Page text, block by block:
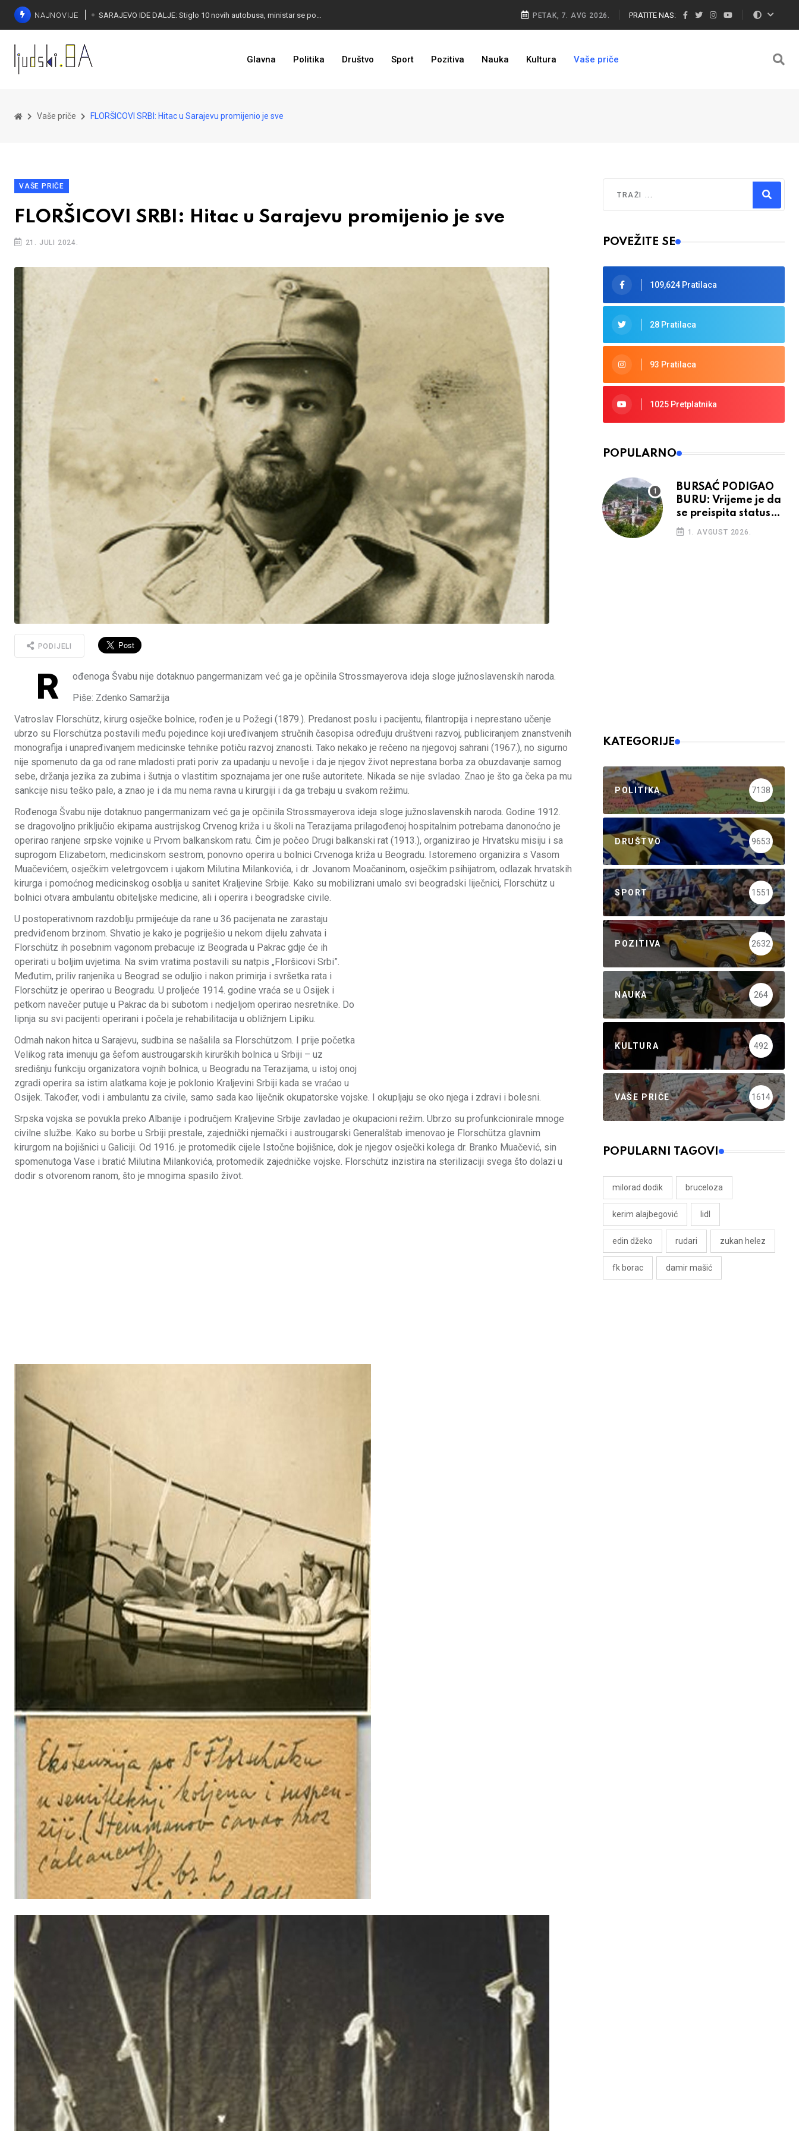
NAJNOVIJE PETAK, 7. AVG 2026. PRATITE NAS:
Glavna Politika Društvo Sport Pozitiva Nauka Kultura Vaše priče
Vaše priče FLORŠICOVI SRBI: Hitac u Sarajevu promijenio je sve
VAŠE PRIČE
FLORŠICOVI SRBI: Hitac u Sarajevu promijenio je sve
21. JULI 2024.
PODIJELI
R
ođenoga Švabu nije dotaknuo pangermanizam već ga je opčinila Strossmayerova ideja sloge južnoslavenskih naroda.
Piše: Zdenko Samaržija
Vatroslav Florschütz, kirurg osječke bolnice, rođen je u Požegi (1879.). Predanost poslu i pacijentu, filantropija i neprestano učenje
ubrzo su Florschütza postavili među pojedince koji uređivanjem stručnih časopisa određuju društveni razvoj, publiciranjem znanstvenih
monografija i unapređivanjem medicinske tehnike potiču razvoj znanosti. Tako nekako je rečeno na njegovoj sahrani (1967.), no sigurno
nije spomenuto da ga od rane mladosti prati poriv za upadanju u nevolje i da je njegov život neprestana borba za obuzdavanje samog
sebe, držanja jezika za zubima i šutnja o vlastitim spoznajama jer one ruše autoritete. Nikada se nije svladao. Znao je što ga čeka pa mu
sankcije nisu teško pale, a znao je i da mu nema ravna u kirurgiji i da ga trebaju u svakom režimu.
Rođenoga Švabu nije dotaknuo pangermanizam već ga je opčinila Strossmayerova ideja sloge južnoslavenskih naroda. Godine 1912.
se dragovoljno priključio ekipama austrijskog Crvenog križa i u školi na Terazijama prilagođenoj hospitalnim potrebama danonoćno je
operirao ranjene srpske vojnike u Prvom balkanskom ratu. Čim je počeo Drugi balkanski rat (1913.), organizirao je Hrvatsku misiju i sa
suprogom Elizabetom, medicinskom sestrom, ponovno operira u bolnici Crvenoga križa u Beogradu. Istoremeno organizira s Vasom
Muačevićem, osječkim veletrgovcem i ujakom Milutina Milankovića, i dr. Jovanom Moačaninom, osječkim psihijatrom, odlazak hrvatskih
kirurga i pomoćnog medicinskog osoblja u sanitet Kraljevine Srbije. Kako su mobilizrani umalo svi beogradski liječnici, Florschütz u
bolnici otvara ambulantu obiteljske medicine, ali i operira i beogradske civile.
U postoperativnom razdoblju prmijećuje da rane u 36 pacijenata ne zarastaju
predviđenom brzinom. Shvatio je kako je pogriješio u nekom dijelu zahvata i
Florschütz ih posebnim vagonom prebacuje iz Beograda u Pakrac gdje će ih
operirati u boljim uvjetima. Na svim vratima postavili su natpis „Floršicovi Srbi”.
Međutim, priliv ranjenika u Beograd se oduljio i nakon primirja i svršetka rata i
Florschütz je operirao u Beogradu. U proljeće 1914. godine vraća se u Osijek i
petkom navečer putuje u Pakrac da bi subotom i nedjeljom operirao nesretnike. Do
lipnja su svi pacijenti operirani i počela je rehabilitacija u obližnjem Lipiku.
Odmah nakon hitca u Sarajevu, sudbina se našalila sa Florschützom. I prije početka
Velikog rata imenuju ga šefom austrougarskih kirurških bolnica u Srbiji – uz
središnju funkciju organizatora vojnih bolnica, u Beogradu na Terazijama, u istoj onoj
zgradi operira sa istim alatkama koje je poklonio Kraljevini Srbiji kada se vraćao u
Osijek. Također, vodi i ambulantu za civile, samo sada kao liječnik okupatorske vojske. I okupljaju se oko njega i zdravi i bolesni.
Srpska vojska se povukla preko Albanije i područjem Kraljevine Srbije zavladao je okupacioni režim. Ubrzo su profunkcionirale mnoge
civilne službe. Kako su borbe u Srbiji prestale, zajednički njemački i austrougarski Generalštab imenovao je Florschütza glavnim
kirurgom na bojišnici u Galiciji. Od 1916. je protomedik cijele Istočne bojišnice, dok je njegov osječki kolega dr. Branko Muačević, sin
spomenutoga Vase i bratić Milutina Milankovića, protomedik zajedničke vojske. Florschütz inzistira na sterilizaciji svega što dolazi u
dodir s otvorenom ranom, što je mnogima spasilo život.
Type 2 or more characters for results.
POVEŽITE SE
109,624 Pratilaca
28 Pratilaca
93 Pratilaca
1025 Pretplatnika
POPULARNO
BURSAĆ PODIGAO
BURU: Vrijeme je da
se preispita status
Srebrenice u RS
1. AVGUST 2026.
KATEGORIJE
POLITIKA 7138
DRUŠTVO 9653
SPORT 1551
POZITIVA 2632
NAUKA 264
KULTURA 492
VAŠE PRIČE 1614
POPULARNI TAGOVI
milorad dodik bruceloza
kerim alajbegović lidl
edin džeko rudari zukan helez
fk borac damir mašić